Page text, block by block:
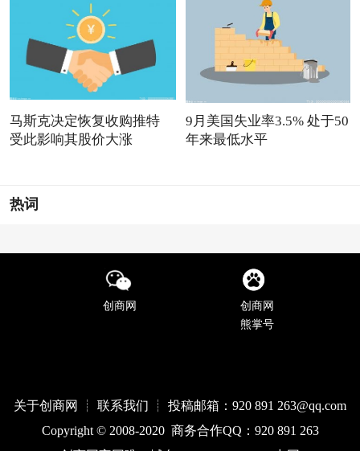
马斯克决定恢复收购推特
受此影响其股价大涨
9月美国失业率3.5% 处于50
年来最低水平
热词
创商网
创商网
熊掌号
关于创商网 ┊ 联系我们 ┊ 投稿邮箱：920 891 263@qq.com
Copyright © 2008-2020 商务合作QQ：920 891 263